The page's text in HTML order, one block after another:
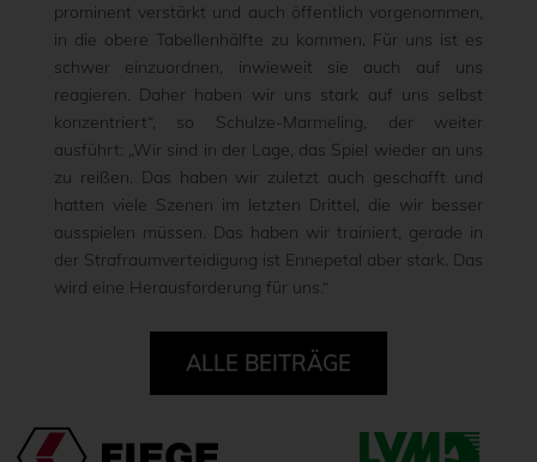
prominent verstärkt und auch öffentlich vorgenommen,
in die obere Tabellenhälfte zu kommen. Für uns ist es
schwer einzuordnen, inwieweit sie auch auf uns
reagieren. Daher haben wir uns stark auf uns selbst
konzentriert“, so Schulze-Marmeling, der weiter
ausführt: „Wir sind in der Lage, das Spiel wieder an uns
zu reißen. Das haben wir zuletzt auch geschafft und
hatten viele Szenen im letzten Drittel, die wir besser
ausspielen müssen. Das haben wir trainiert, gerade in
der Strafraumverteidigung ist Ennepetal aber stark. Das
wird eine Herausforderung für uns.“
ALLE BEITRÄGE